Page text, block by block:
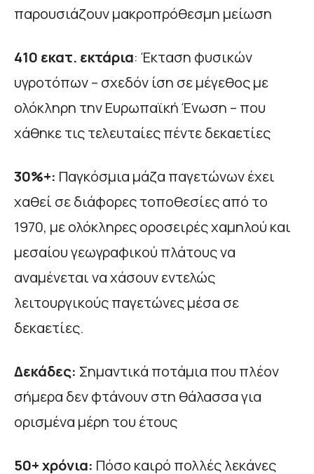
παρουσιάζουν μακροπρόθεσμη μείωση
410 εκατ. εκτάρια: Έκταση φυσικών
υγροτόπων – σχεδόν ίση σε μέγεθος με
ολόκληρη την Ευρωπαϊκή Ένωση – που
χάθηκε τις τελευταίες πέντε δεκαετίες
30%+: Παγκόσμια μάζα παγετώνων έχει
χαθεί σε διάφορες τοποθεσίες από το
1970, με ολόκληρες οροσειρές χαμηλού και
μεσαίου γεωγραφικού πλάτους να
αναμένεται να χάσουν εντελώς
λειτουργικούς παγετώνες μέσα σε
δεκαετίες.
Δεκάδες: Σημαντικά ποτάμια που πλέον
σήμερα δεν φτάνουν στη θάλασσα για
ορισμένα μέρη του έτους
50+ χρόνια: Πόσο καιρό πολλές λεκάνες